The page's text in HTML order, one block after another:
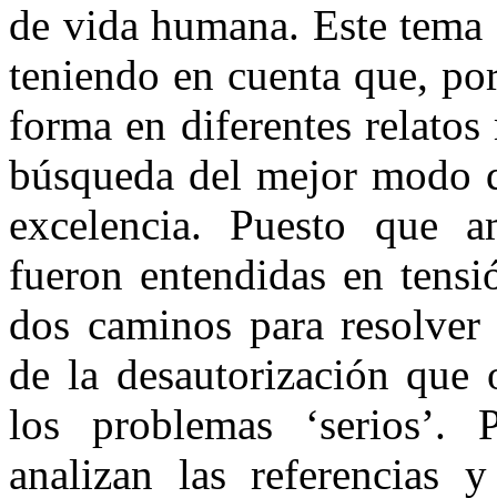
de vida humana. Este
teniendo en cuenta que,
forma en diferentes
búsqueda del mejor
excelencia. Puesto que
fueron entendidas en
dos caminos para
de la desautorización
los problemas ‘serios’.
analizan las referencias